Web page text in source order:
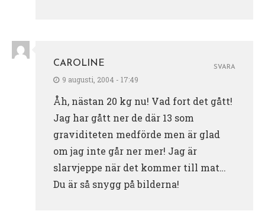
CAROLINE
9 augusti, 2004 - 17:49
Åh, nästan 20 kg nu! Vad fort det gått!
Jag har gått ner de där 13 som
graviditeten medförde men är glad
om jag inte går ner mer! Jag är
slarvjeppe när det kommer till mat…
Du är så snygg på bilderna!
SVARA